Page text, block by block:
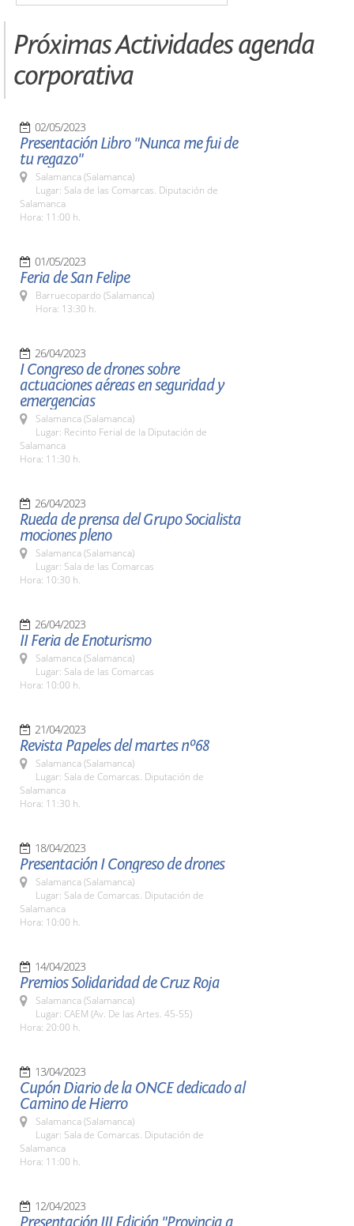
Próximas Actividades agenda
corporativa
02/05/2023
Presentación Libro "Nunca me fui de
tu regazo"
Salamanca (Salamanca)
Lugar: Sala de las Comarcas. Diputación de
Salamanca
Hora: 11:00 h.
01/05/2023
Feria de San Felipe
Barruecopardo (Salamanca)
Hora: 13:30 h.
26/04/2023
I Congreso de drones sobre
actuaciones aéreas en seguridad y
emergencias
Salamanca (Salamanca)
Lugar: Recinto Ferial de la Diputación de
Salamanca
Hora: 11:30 h.
26/04/2023
Rueda de prensa del Grupo Socialista
mociones pleno
Salamanca (Salamanca)
Lugar: Sala de las Comarcas
Hora: 10:30 h.
26/04/2023
II Feria de Enoturismo
Salamanca (Salamanca)
Lugar: Sala de las Comarcas
Hora: 10:00 h.
21/04/2023
Revista Papeles del martes nº68
Salamanca (Salamanca)
Lugar: Sala de Comarcas. Diputación de
Salamanca
Hora: 11:30 h.
18/04/2023
Presentación I Congreso de drones
Salamanca (Salamanca)
Lugar: Sala de Comarcas. Diputación de
Salamanca
Hora: 10:00 h.
14/04/2023
Premios Solidaridad de Cruz Roja
Salamanca (Salamanca)
Lugar: CAEM (Av. De las Artes. 45-55)
Hora: 20:00 h.
13/04/2023
Cupón Diario de la ONCE dedicado al
Camino de Hierro
Salamanca (Salamanca)
Lugar: Sala de Comarcas. Diputación de
Salamanca
Hora: 11:00 h.
12/04/2023